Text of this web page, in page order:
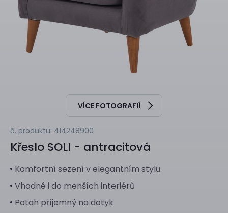
VÍCE FOTOGRAFIÍ
č. produktu: 414248900
Křeslo SOLI - antracitová
Komfortní sezení v elegantním stylu
Vhodné i do menších interiérů
Potah příjemný na dotyk